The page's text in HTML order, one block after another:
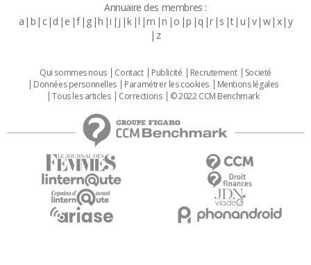
Annuaire des membres :
a b c d e f g h i j k l m n o p q r s t u v w x y
z
Qui sommes nous Contact Publicité Recrutement
Societé
Données personnelles
Paramétrer les cookies
Mentions légales
Tous les articles
Corrections © 2022 CCM Benchmark